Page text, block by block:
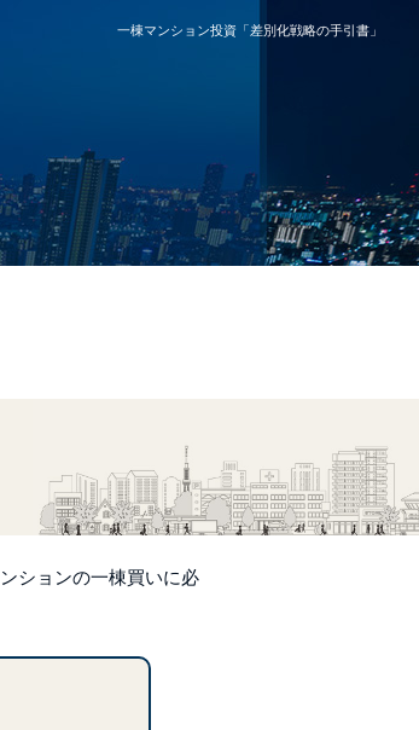
一棟マンション投資「差別化戦略の手引書」
ションの一棟買いに必